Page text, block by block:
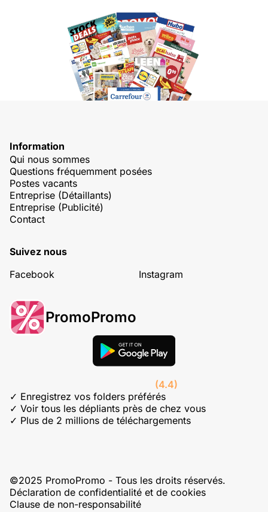
Information
Qui nous sommes
Questions fréquemment posées
Postes vacants
Entreprise (Détaillants)
Entreprise (Publicité)
Contact
Suivez nous
Facebook
Instagram
PromoPromo
(4.4)
✓ Enregistrez vos folders préférés
✓ Voir tous les dépliants près de chez vous
✓ Plus de 2 millions de téléchargements
©2025 PromoPromo - Tous les droits réservés.
Déclaration de confidentialité et de cookies
Clause de non-responsabilité